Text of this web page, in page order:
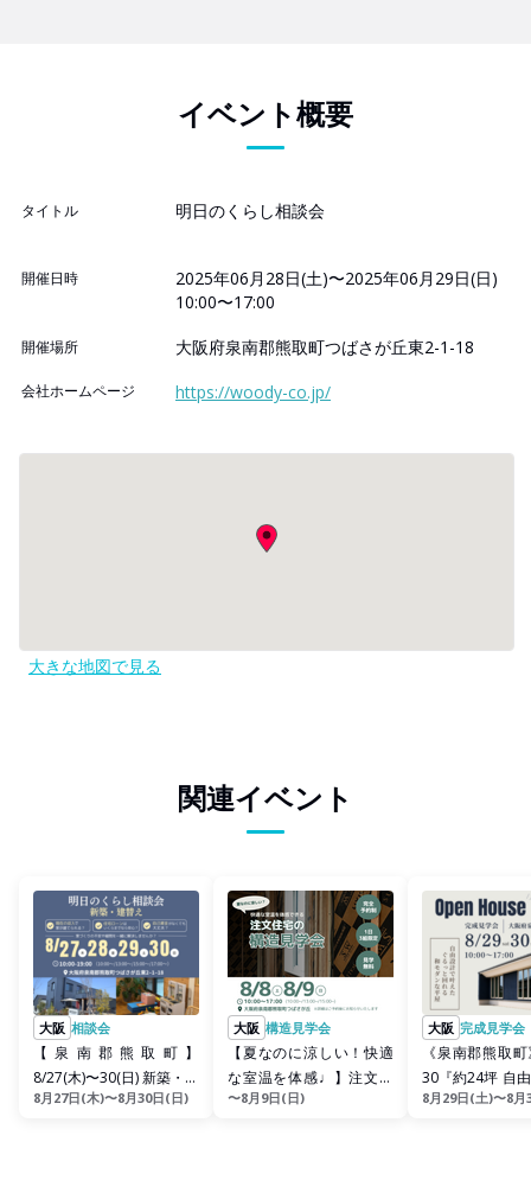
イベント概要
タイトル 明日のくらし相談会
開催日時
2025年06月28日(土)〜2025年06月29日(日)
10:00〜17:00
開催場所 大阪府泉南郡熊取町つばさが丘東2-1-18
会社ホームページ https://woody-co.jp/
大きな地図で見る
関連イベント
大阪 相談会
【泉南郡熊取町】
8/27(木)〜30(日) 新築・建
替え 家づくり相談会
8月27日(木)〜8月30日(日)
大阪 構造見学会
【夏なのに涼しい！快適
な室温を体感♩】注文住
宅の構造見学会♩
〜8月9日(日)
大阪 完成見学会
《泉南郡熊取
30『約24坪 自
えた、ぐるっと
8月29日(土)〜8月